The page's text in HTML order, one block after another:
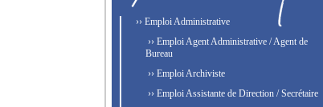
›› Emploi Administrative
›› Emploi Agent Administrative / Agent de
Bureau
›› Emploi Archiviste
›› Emploi Assistante de Direction / Secrétaire